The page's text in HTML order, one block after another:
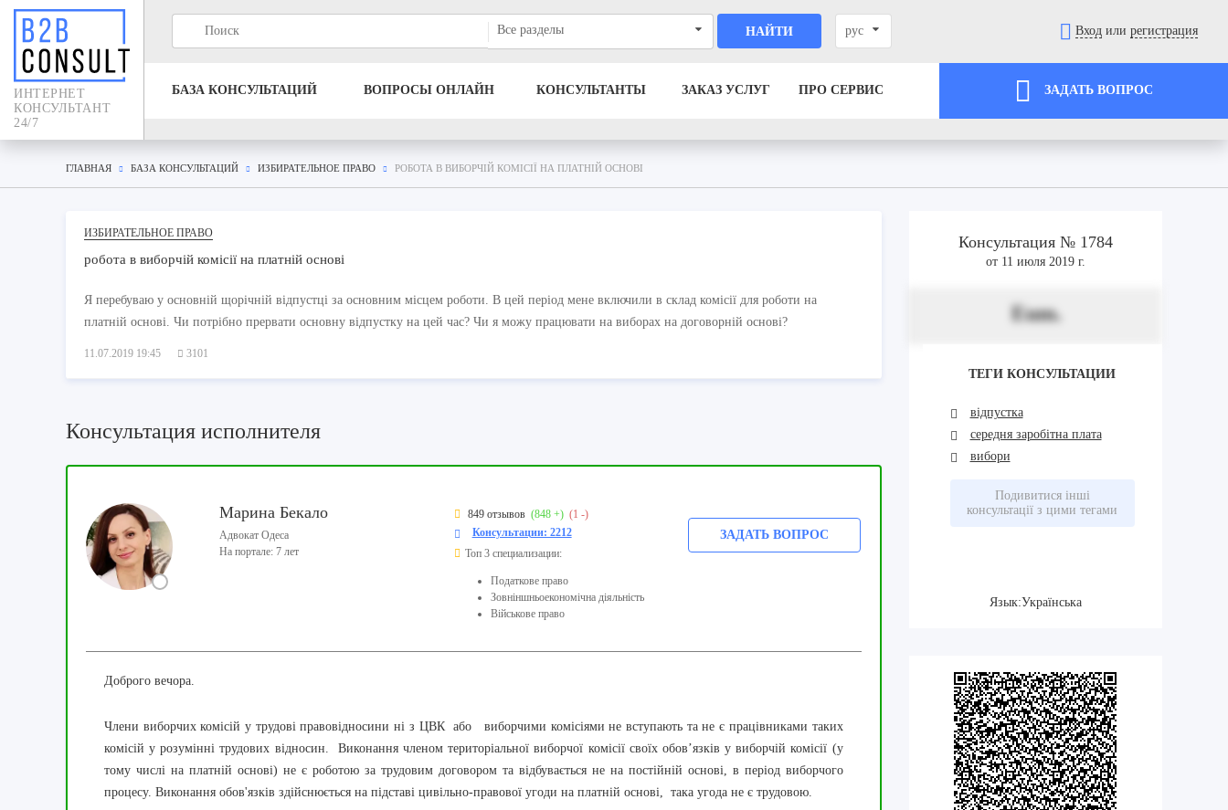
ИНТЕРНЕТ
КОНСУЛЬТАНТ
24/7
Все разделы НАЙТИ рус Вход или регистрация
БАЗА КОНСУЛЬТАЦИЙ ВОПРОСЫ ОНЛАЙН КОНСУЛЬТАНТЫ ЗАКАЗ УСЛУГ ПРО СЕРВИС ЗАДАТЬ ВОПРОС
ГЛАВНАЯ БАЗА КОНСУЛЬТАЦИЙ ИЗБИРАТЕЛЬНОЕ ПРАВО РОБОТА В ВИБОРЧІЙ КОМІСІЇ НА ПЛАТНІЙ ОСНОВІ
ИЗБИРАТЕЛЬНОЕ ПРАВО
робота в виборчій комісії на платній основі
Я перебуваю у основній щорічній відпустці за основним місцем роботи. В цей період мене включили в склад комісії для роботи на
платній основі. Чи потрібно прервати основну відпустку на цей час? Чи я можу працювати на виборах на договорній основі?
11.07.2019 19:45 3101
Консультация исполнителя
Марина Бекало
Адвокат Одеса
На портале: 7 лет
849 отзывов (848 +) (1 -)
Консультации: 2212
Топ 3 специализации:
Податкове право
Зовніншньоекономічна діяльність
Військове право
ЗАДАТЬ ВОПРОС
Доброго вечора.
Члени виборчих комісій у трудові правовідносини ні з ЦВК або виборчими комісіями не вступають та не є працівниками таких
комісій у розумінні трудових відносин. Виконання членом територіальної виборчої комісії своїх обов’язків у виборчій комісії (у
тому числі на платній основі) не є роботою за трудовим договором та відбувається не на постійній основі, в період виборчого
процесу. Виконання обов'язків здійснюється на підставі цивільно-правової угоди на платній основі, така угода не є трудовою.
Консультация № 1784
от 11 июля 2019 г.
Eum.
ТЕГИ КОНСУЛЬТАЦИИ
відпустка
середня заробітна плата
вибори
Подивитися інші
консультації з цими тегами
Язык:Українська